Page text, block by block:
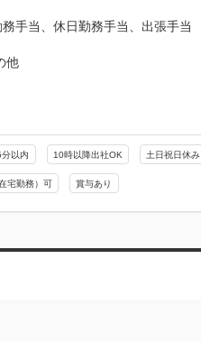
手当、休日勤務手当、出張手当
他
以内 10時以降出社OK 土日祝日休み
宅勤務）可 賞与あり